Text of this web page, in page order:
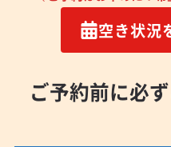
空き状況
ご予約前に必